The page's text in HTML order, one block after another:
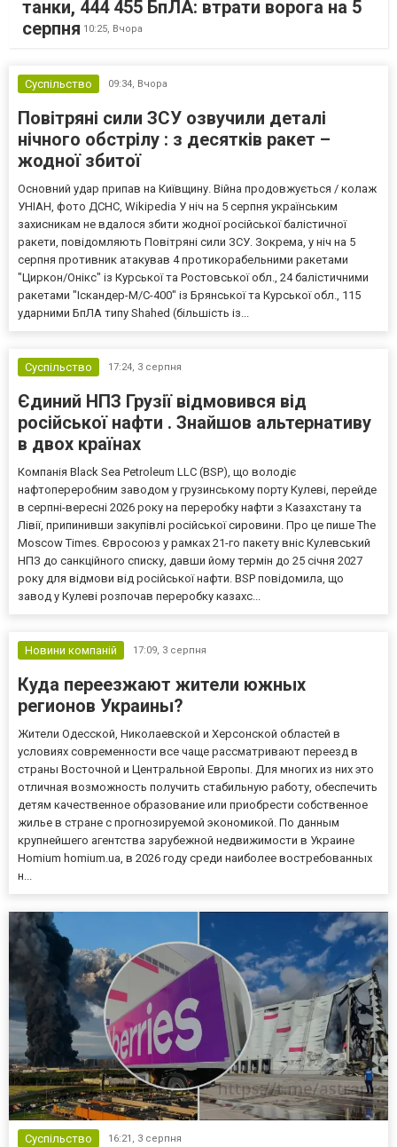
танки, 444 455 БпЛА: втрати ворога на 5
серпня 10:25, Вчора
Суспільство 09:34, Вчора
Повітряні сили ЗСУ озвучили деталі
нічного обстрілу : з десятків ракет –
жодної збитої
Основний удар припав на Київщину. Війна продовжується / колаж
УНІАН, фото ДСНС, Wikipedia У ніч на 5 серпня українським
захисникам не вдалося збити жодної російської балістичної
ракети, повідомляють Повітряні сили ЗСУ. Зокрема, у ніч на 5
серпня противник атакував 4 протикорабельними ракетами
"Циркон/Онікс" із Курської та Ростовської обл., 24 балістичними
ракетами "Іскандер-М/С-400" із Брянської та Курської обл., 115
ударними БпЛА типу Shahed (більшість із...
Суспільство 17:24, 3 серпня
Єдиний НПЗ Грузії відмовився від
російської нафти . Знайшов альтернативу
в двох країнах
Компанія Black Sea Petroleum LLC (BSP), що володіє
нафтопереробним заводом у грузинському порту Кулеві, перейде
в серпні-вересні 2026 року на переробку нафти з Казахстану та
Лівії, припинивши закупівлі російської сировини. Про це пише The
Moscow Times. Євросоюз у рамках 21-го пакету вніс Кулевський
НПЗ до санкційного списку, давши йому термін до 25 січня 2027
року для відмови від російської нафти. BSP повідомила, що
завод у Кулеві розпочав переробку казахс...
Новини компаній 17:09, 3 серпня
Куда переезжают жители южных
регионов Украины?
Жители Одесской, Николаевской и Херсонской областей в
условиях современности все чаще рассматривают переезд в
страны Восточной и Центральной Европы. Для многих из них это
отличная возможность получить стабильную работу, обеспечить
детям качественное образование или приобрести собственное
жилье в стране с прогнозируемой экономикой. По данным
крупнейшего агентства зарубежной недвижимости в Украине
Homium homium.ua, в 2026 году среди наиболее востребованных
н...
Суспільство 16:21, 3 серпня